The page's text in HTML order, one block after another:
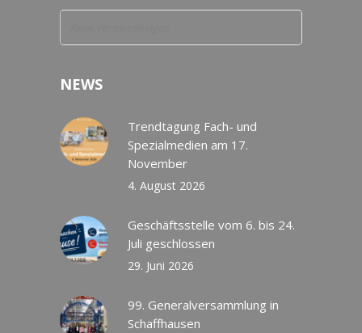
NEWS
Trendtagung Fach- und
Spezialmedien am 17.
November
4. August 2026
Geschäftsstelle vom 6. bis 24.
Juli geschlossen
29. Juni 2026
99. Generalversammlung in
Schaffhausen